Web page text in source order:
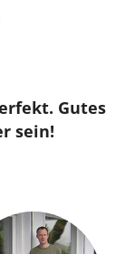
Gutes
sein!